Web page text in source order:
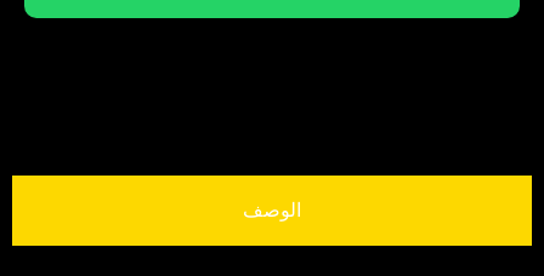
الوصف